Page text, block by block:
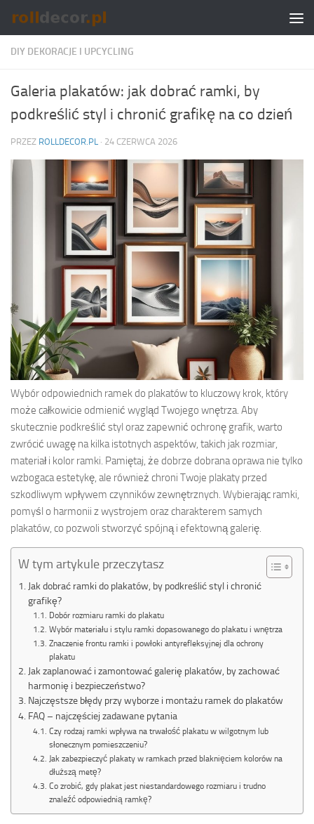
Skip to content
DIY DEKORACJE I UPCYCLING
Galeria plakatów: jak dobrać ramki, by
podkreślić styl i chronić grafikę na co dzień
PRZEZ ROLLDECOR.PL · 24 CZERWCA 2026
Wybór odpowiednich ramek do plakatów to kluczowy krok, który
może całkowicie odmienić wygląd Twojego wnętrza. Aby
skutecznie podkreślić styl oraz zapewnić ochronę grafik, warto
zwrócić uwagę na kilka istotnych aspektów, takich jak rozmiar,
materiał i kolor ramki. Pamiętaj, że dobrze dobrana oprawa nie tylko
wzbogaca estetykę, ale również chroni Twoje plakaty przed
szkodliwym wpływem czynników zewnętrznych. Wybierając ramki,
pomyśl o harmonii z wystrojem oraz charakterem samych
plakatów, co pozwoli stworzyć spójną i efektowną galerię.
W tym artykule przeczytasz
Jak dobrać ramki do plakatów, by podkreślić styl i chronić
grafikę?
Dobór rozmiaru ramki do plakatu
Wybór materiału i stylu ramki dopasowanego do plakatu i wnętrza
Znaczenie frontu ramki i powłoki antyrefleksyjnej dla ochrony
plakatu
Jak zaplanować i zamontować galerię plakatów, by zachować
harmonię i bezpieczeństwo?
Najczęstsze błędy przy wyborze i montażu ramek do plakatów
FAQ – najczęściej zadawane pytania
Czy rodzaj ramki wpływa na trwałość plakatu w wilgotnym lub
słonecznym pomieszczeniu?
Jak zabezpieczyć plakaty w ramkach przed blaknięciem kolorów na
dłuższą metę?
Co zrobić, gdy plakat jest niestandardowego rozmiaru i trudno
znaleźć odpowiednią ramkę?